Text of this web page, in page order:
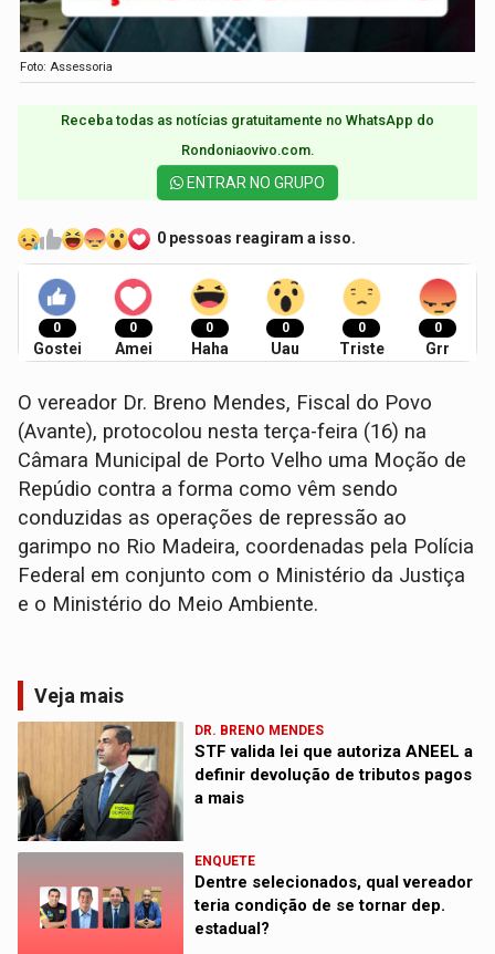
Foto: Assessoria
Receba todas as notícias gratuitamente no WhatsApp do
Rondoniaovivo.com.​
ENTRAR NO GRUPO
0 pessoas reagiram a isso.
0
Gostei
0
Amei
0
Haha
0
Uau
0
Triste
0
Grr
O vereador Dr. Breno Mendes, Fiscal do Povo
(Avante), protocolou nesta terça-feira (16) na
Câmara Municipal de Porto Velho uma Moção de
Repúdio contra a forma como vêm sendo
conduzidas as operações de repressão ao
garimpo no Rio Madeira, coordenadas pela Polícia
Federal em conjunto com o Ministério da Justiça
e o Ministério do Meio Ambiente.
Veja mais
DR. BRENO MENDES
STF valida lei que autoriza ANEEL a
definir devolução de tributos pagos
a mais
ENQUETE
Dentre selecionados, qual vereador
teria condição de se tornar dep.
estadual?